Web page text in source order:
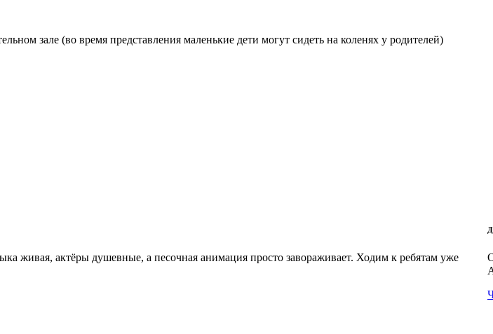
зале (во время представления маленькие дети могут сидеть на коленях у родителей)
живая, актёры душевные, а песочная анимация просто завораживает. Ходим к ребятам уже